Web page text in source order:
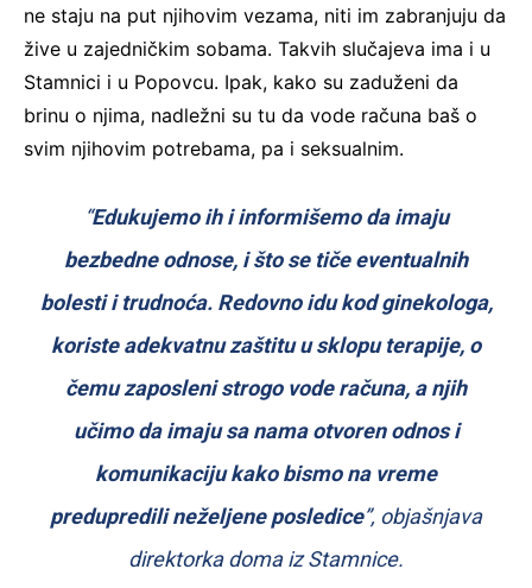
ne staju na put njihovim vezama, niti im zabranjuju da
žive u zajedničkim sobama. Takvih slučajeva ima i u
Stamnici i u Popovcu. Ipak, kako su zaduženi da
brinu o njima, nadležni su tu da vode računa baš o
svim njihovim potrebama, pa i seksualnim.
“Edukujemo ih i informišemo da imaju
bezbedne odnose, i što se tiče eventualnih
bolesti i trudnoća. Redovno idu kod ginekologa,
koriste adekvatnu zaštitu u sklopu terapije, o
čemu zaposleni strogo vode računa, a njih
učimo da imaju sa nama otvoren odnos i
komunikaciju kako bismo na vreme
predupredili neželjene posledice”, objašnjava
direktorka doma iz Stamnice.